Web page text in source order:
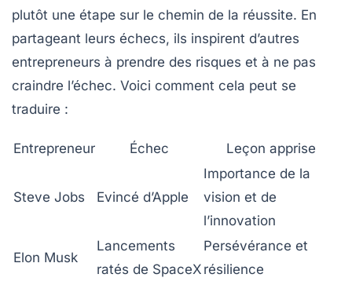
plutôt une étape sur le chemin de la réussite. En
partageant leurs échecs, ils inspirent d’autres
entrepreneurs à prendre des risques et à ne pas
craindre l’échec. Voici comment cela peut se
traduire :
Entrepreneur Échec Leçon apprise
Steve Jobs Evincé d’Apple
Importance de la
vision et de
l’innovation
Elon Musk
Lancements
ratés de SpaceX
Persévérance et
résilience